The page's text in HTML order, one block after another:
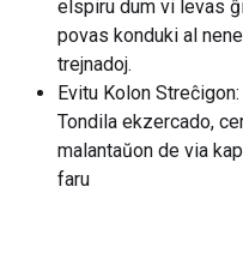
elspiru dum vi levas
povas konduki al
trejnadoj.
Evitu Kolon
Tondila ekzercado,
malantaŭon de via
faru